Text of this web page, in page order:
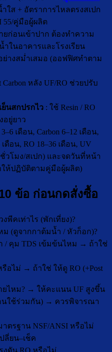
ำใส + อัตราการไหลตรงสเปก
55/คู่มือผู้ผลิต
ยก่อนเข้าปาก ต้องทำความ
ในอาคารและโรงเรียน
างสม่ำเสมอ (ออฟฟิศทำตาม
Carbon หลัง UF/RO ช่วยปรับ
เย็นสกปรกไว : ใช้ Resin / RO
อยู่ยาว
เดือน, Carbon 6–12 เดือน,
เดือน, RO 18–36 เดือน, UV
โมง/สเปก) และจดวันที่หน้า
ให้ปฏิบัติตามคู่มือผู้ผลิต)
ข้อ ก่อนกดสั่งซื้อ
คเท่าไร (พักเที่ยง)?
(ดูจากกาต้มน้ำ / หัวก็อก)?
/ คุม TDS เข้มข้นไหม → ถ้าใช่
อไม่ → ถ้าใช่ ให้ดู RO (+Post
ยไหม? → ให้คะแนน UF สูงขึ้น
นใช้ร่วมกัน) → ควรพิจารณา
รฐาน NSF/ANSI หรือไม่
ลี่ยน–เช็ค